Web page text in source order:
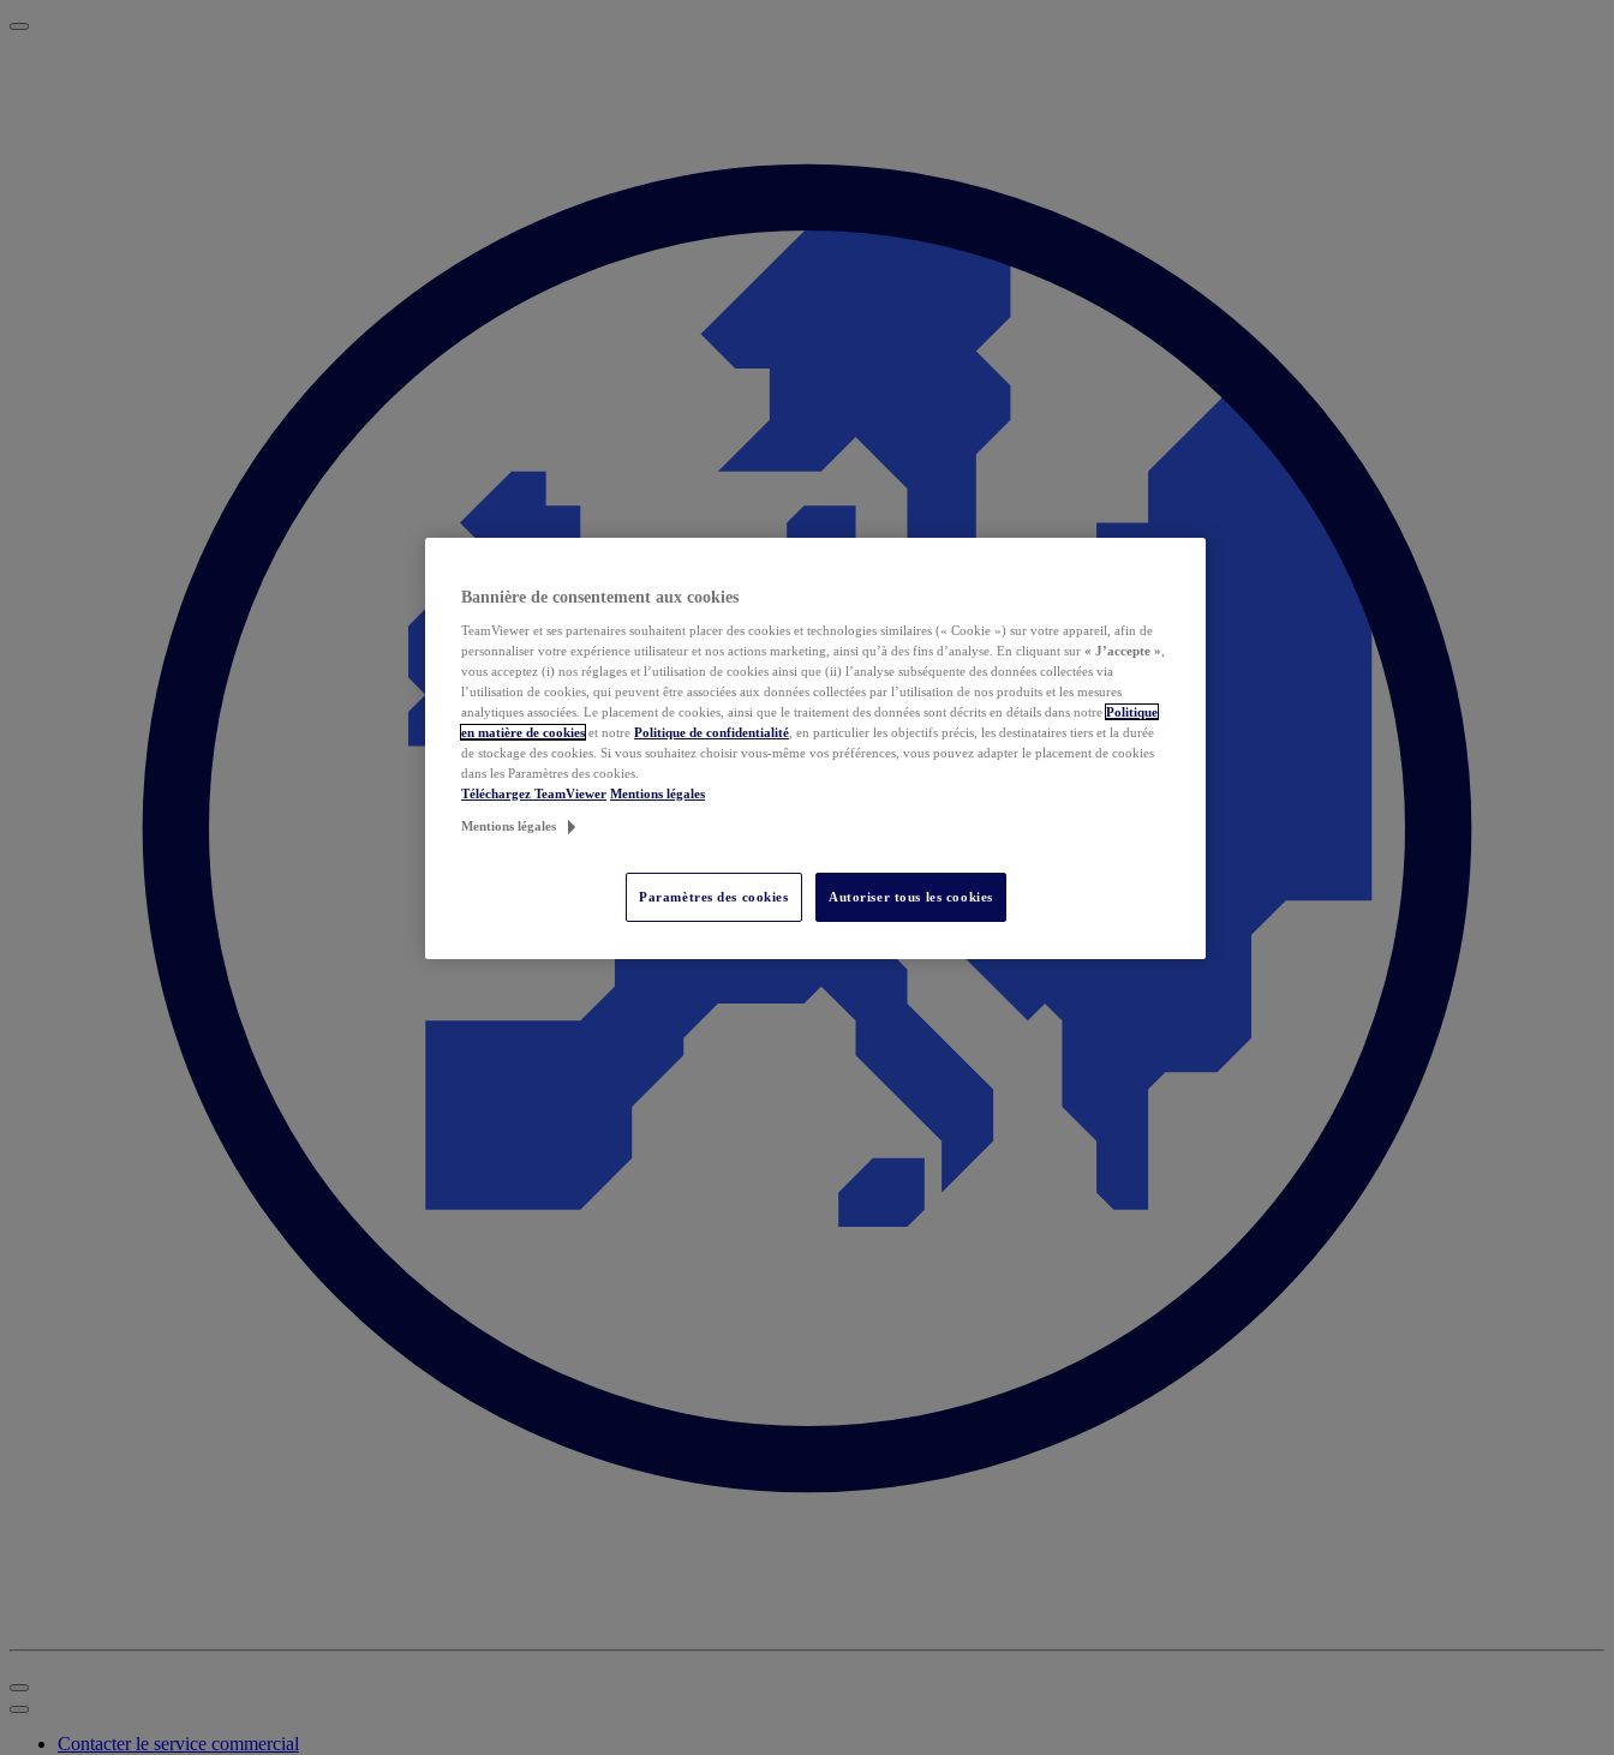
Contacter le service commercial
Bannière de consentement aux cookies
TeamViewer et ses partenaires souhaitent placer des cookies et technologies similaires (« Cookie ») sur votre appareil, afin de
personnaliser votre expérience utilisateur et nos actions marketing, ainsi qu’à des fins d’analyse. En cliquant sur « J’accepte »
vous acceptez (i) nos réglages et l’utilisation de cookies ainsi que (ii) l’analyse subséquente des données collectées via
l’utilisation de cookies, qui peuvent être associées aux données collectées par l’utilisation de nos produits et les mesures
analytiques associées. Le placement de cookies, ainsi que le traitement des données sont décrits en détails dans notre Politique
en matière de cookies et notre Politique de confidentialité , en particulier les objectifs précis, les destinataires tiers et la durée
de stockage des cookies. Si vous souhaitez choisir vous-même vos préférences, vous pouvez adapter le placement de cookies
dans les Paramètres des cookies.
Téléchargez TeamViewer Mentions légales
Mentions légales
Paramètres des cookies Autoriser tous les cookies